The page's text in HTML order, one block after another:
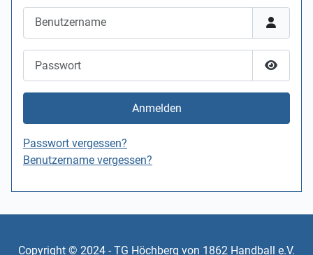
Anmelden
Passwort vergessen?
Benutzername vergessen?
Copyright © 2024 - TG Höchberg von 1862 Handball e.V.